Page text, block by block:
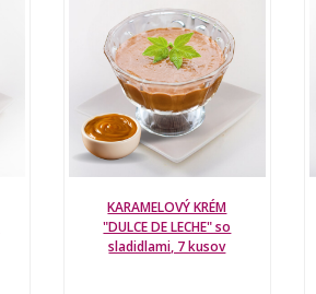
KARAMELOVÝ KRÉM
"DULCE DE LECHE" so
sladidlami, 7 kusov